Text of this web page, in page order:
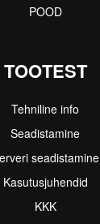
POOD
TOOTEST
Tehniline info
Seadistamine
seadistamine
Kasutusjuhendid
KKK